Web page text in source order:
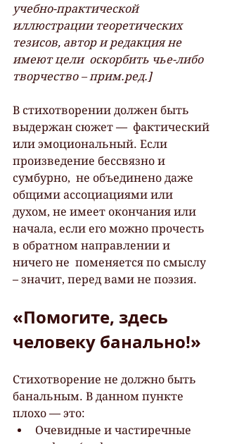
учебно-практической
иллюстрации теоретических
тезисов, автор и редакция не
имеют цели  оскорбить чье-либо
творчество – прим.ред.]
В стихотворении должен быть
выдержан сюжет —  фактический
или эмоциональный. Если
произведение бессвязно и
сумбурно,  не объединено даже
общими ассоциациями или
духом, не имеет окончания или
начала, если его можно прочесть
в обратном направлении и
ничего не  поменяется по смыслу
– значит, перед вами не поэзия.
«Помогите, здесь
человеку банально!»
Стихотворение не должно быть
банальным. В данном пункте
плохо — это:
Очевидные и частиречные